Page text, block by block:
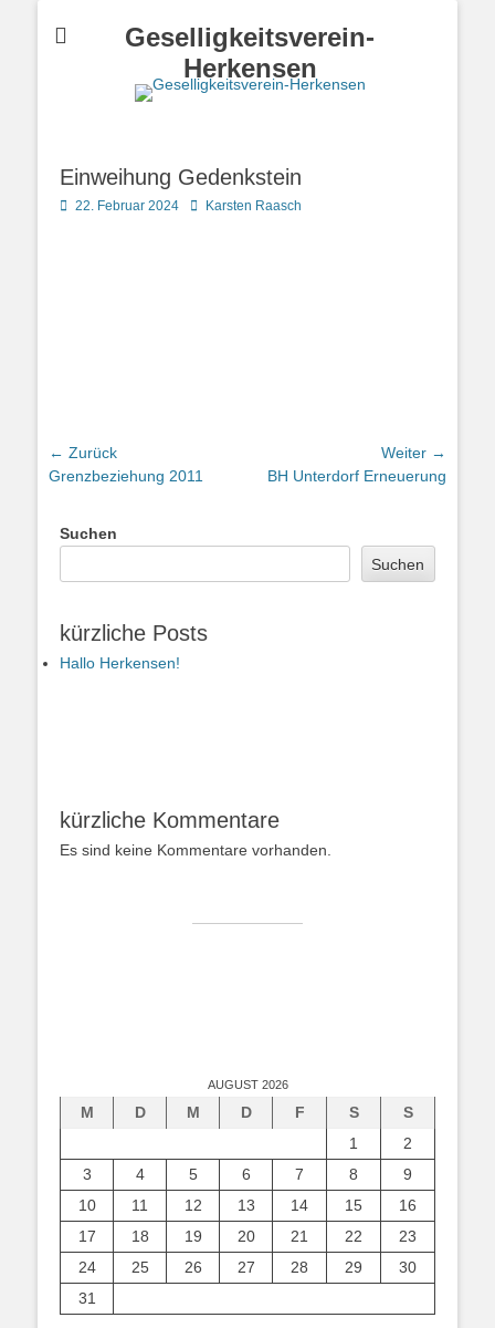
Geselligkeitsverein-
Herkensen
Einweihung Gedenkstein
Posted
22. Februar 2024 AutorKarsten Raasch
Beitrags-
Navigation
← Zurück
Vorheriger
Grenzbeziehung 2011
Weiter →
Nächster
BH Unterdorf Erneuerung
Suchen
Suchen
kürzliche Posts
Hallo Herkensen!
kürzliche Kommentare
Es sind keine Kommentare vorhanden.
AUGUST 2026
M D M D F S
S
1
2
3
4 5 6 7 8
9
10
11 12 13 14 15
16
17
18 19 20 21 22
23
24
25 26 27 28 29
30
31